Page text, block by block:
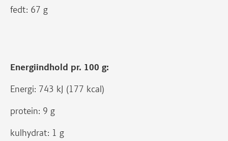
fedt: 67 g
Energiindhold pr. 100 g:
Energi: 743 kJ (177 kcal)
protein: 9 g
kulhydrat: 1 g